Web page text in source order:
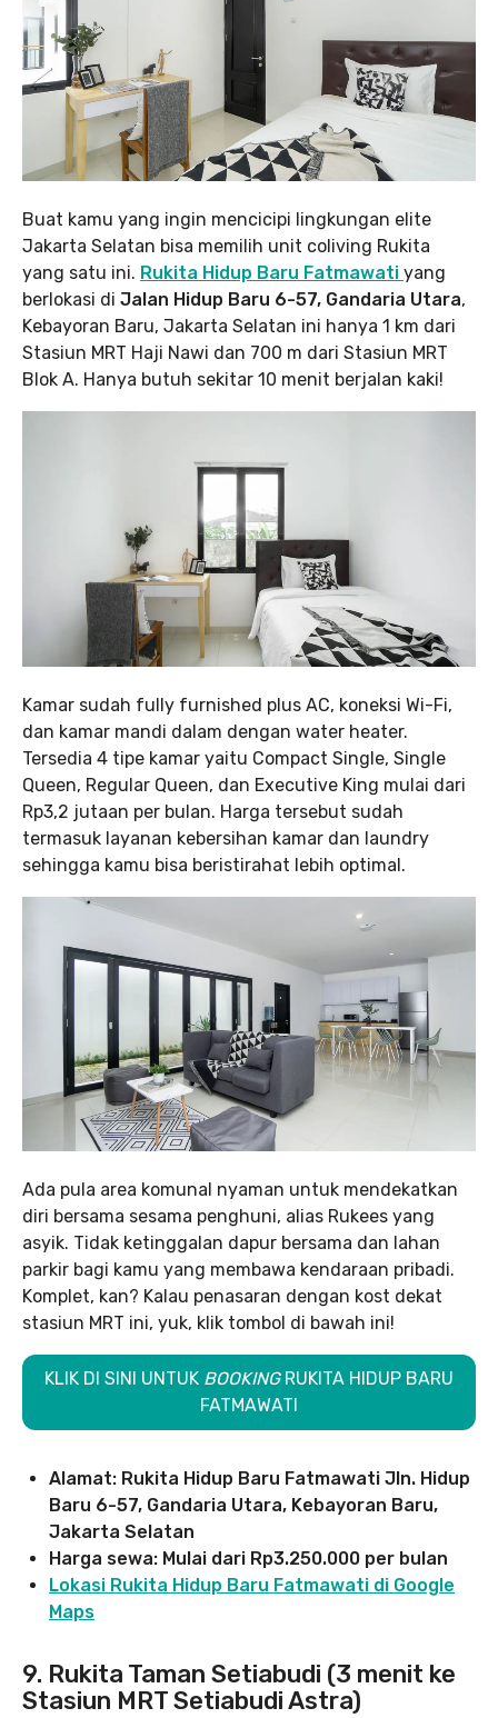
Buat kamu yang ingin mencicipi lingkungan elite
Jakarta Selatan bisa memilih unit coliving Rukita
yang satu ini. Rukita Hidup Baru Fatmawati yang
berlokasi di Jalan Hidup Baru 6-57, Gandaria Utara,
Kebayoran Baru, Jakarta Selatan ini hanya 1 km dari
Stasiun MRT Haji Nawi dan 700 m dari Stasiun MRT
Blok A. Hanya butuh sekitar 10 menit berjalan kaki!
Kamar sudah fully furnished plus AC, koneksi Wi-Fi,
dan kamar mandi dalam dengan water heater.
Tersedia 4 tipe kamar yaitu Compact Single, Single
Queen, Regular Queen, dan Executive King mulai dari
Rp3,2 jutaan per bulan. Harga tersebut sudah
termasuk layanan kebersihan kamar dan laundry
sehingga kamu bisa beristirahat lebih optimal.
Ada pula area komunal nyaman untuk mendekatkan
diri bersama sesama penghuni, alias Rukees yang
asyik. Tidak ketinggalan dapur bersama dan lahan
parkir bagi kamu yang membawa kendaraan pribadi.
Komplet, kan? Kalau penasaran dengan kost dekat
stasiun MRT ini, yuk, klik tombol di bawah ini!
KLIK DI SINI UNTUK BOOKING RUKITA HIDUP BARU
FATMAWATI
Alamat: Rukita Hidup Baru Fatmawati Jln. Hidup
Baru 6-57, Gandaria Utara, Kebayoran Baru,
Jakarta Selatan
Harga sewa: Mulai dari Rp3.250.000 per bulan
Lokasi Rukita Hidup Baru Fatmawati di Google
Maps
9. Rukita Taman Setiabudi (3 menit ke
Stasiun MRT Setiabudi Astra)